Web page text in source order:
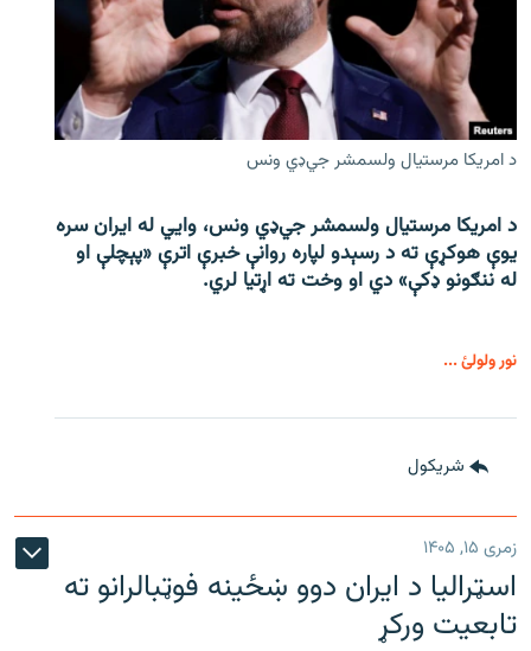
د امریکا مرستیال ولسمشر جي‌ډي ونس
د امریکا مرستیال ولسمشر جي‌ډي ونس، وايي له ایران سره
یوې هوکړې ته د رسېدو لپاره روانې خبرې اترې «پېچلې او
له ننګونو ډکې» دي او وخت ته اړتیا لري.
نور ولولئ ...
شريکول
زمری ۱۵, ۱۴۰۵
اسټرالیا د ایران دوو ښځینه فوټبالرانو ته
تابعیت ورکړ